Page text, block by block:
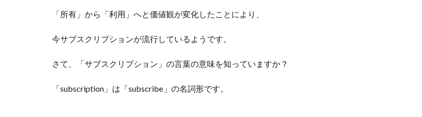
「所有」から「利用」へと価値観が変化したことにより、
今サブスクリプションが流行しているようです。
さて、「サブスクリプション」の言葉の意味を知っていますか？
「subscription」は「subscribe」の名詞形です。